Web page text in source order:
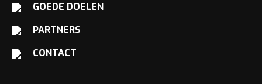
GOEDE DOELEN
PARTNERS
CONTACT